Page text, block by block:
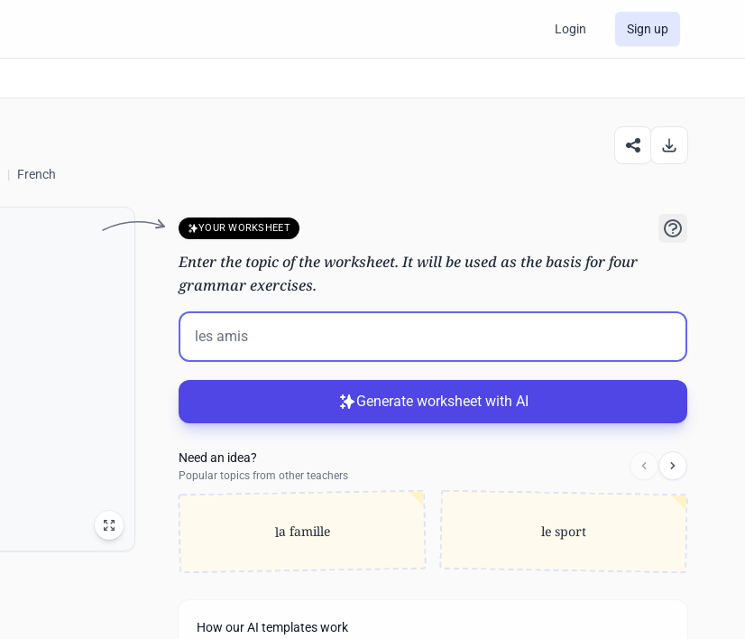
Login Sign up
| French
YOUR WORKSHEET
Enter the topic of the worksheet. It will be used as the basis for four
grammar exercises.
Generate worksheet with AI
Need an idea?
Popular topics from other teachers
la famille le sport
How our AI templates work